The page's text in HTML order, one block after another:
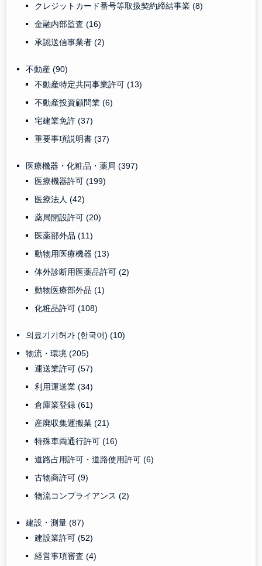
クレジットカード番号等取扱契約締結事業(8)
金融内部監査(16)
承認送信事業者(2)
不動産(90)
不動産特定共同事業許可(13)
不動産投資顧問業(6)
宅建業免許(37)
重要事項説明書(37)
医療機器・化粧品・薬局(397)
医療機器許可(199)
医療法人(42)
薬局開設許可(20)
医薬部外品(11)
動物用医療機器(13)
体外診断用医薬品許可(2)
動物医療部外品(1)
化粧品許可(108)
의료기기허가 (한국어)(10)
物流・環境(205)
運送業許可(57)
利用運送業(34)
倉庫業登録(61)
産廃収集運搬業(21)
特殊車両通行許可(16)
道路占用許可・道路使用許可(6)
古物商許可(9)
物流コンプライアンス(2)
建設・測量(87)
建設業許可(52)
経営事項審査(4)